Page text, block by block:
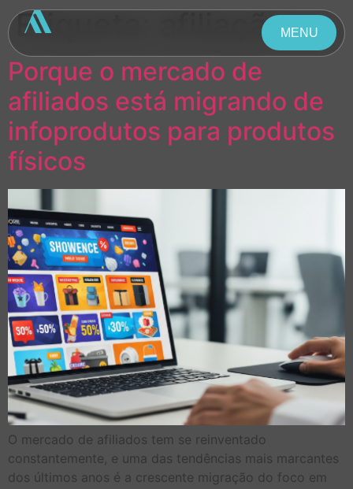
MENU
Etiqueta: afiliação
Porque o mercado de
afiliados está migrando de
infoprodutos para produtos
físicos
O mercado de afiliados tem se reinventado
constantemente, e uma das tendências mais marcantes
dos últimos anos é a crescente migração do foco em